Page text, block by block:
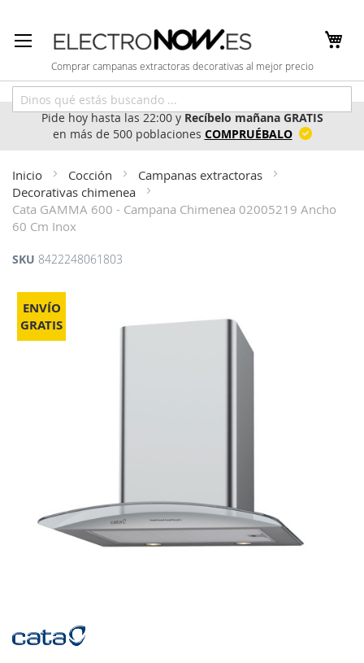
al
contenido
Comprar campanas extractoras decorativas al mejor precio
Pide hoy hasta las 22:00 yRecíbelo mañana GRATIS
en más de 500 poblaciones COMPRUÉBALO
Inicio Cocción
Campanas extractoras
Decorativas chimenea
Cata GAMMA 600 - Campana Chimenea 02005219 Ancho
60 Cm Inox
ENVÍO
GRATIS
SKU 8422248061803
Saltar
final
de
Saltar
al